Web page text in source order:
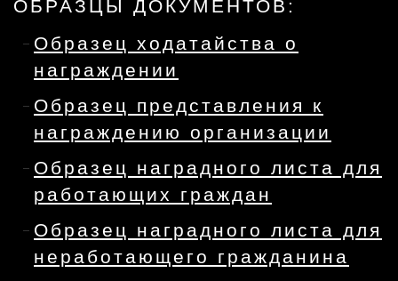
ОБРАЗЦЫ ДОКУМЕНТОВ:
Образец ходатайства о
награждении
Образец представления к
награждению организации
Образец наградного листа для
работающих граждан
Образец наградного листа для
неработающего гражданина